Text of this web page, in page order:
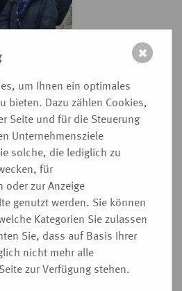
um Ihnen ein optimales
bieten. Dazu zählen Cookies,
Seite und für die Steuerung
Unternehmensziele
solche, die lediglich zu
für
oder zur Anzeige
genutzt werden. Sie können
Kategorien Sie zulassen
Sie, dass auf Basis Ihrer
nicht mehr alle
zur Verfügung stehen.
✖